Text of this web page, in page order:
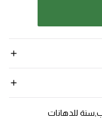
للدهانات